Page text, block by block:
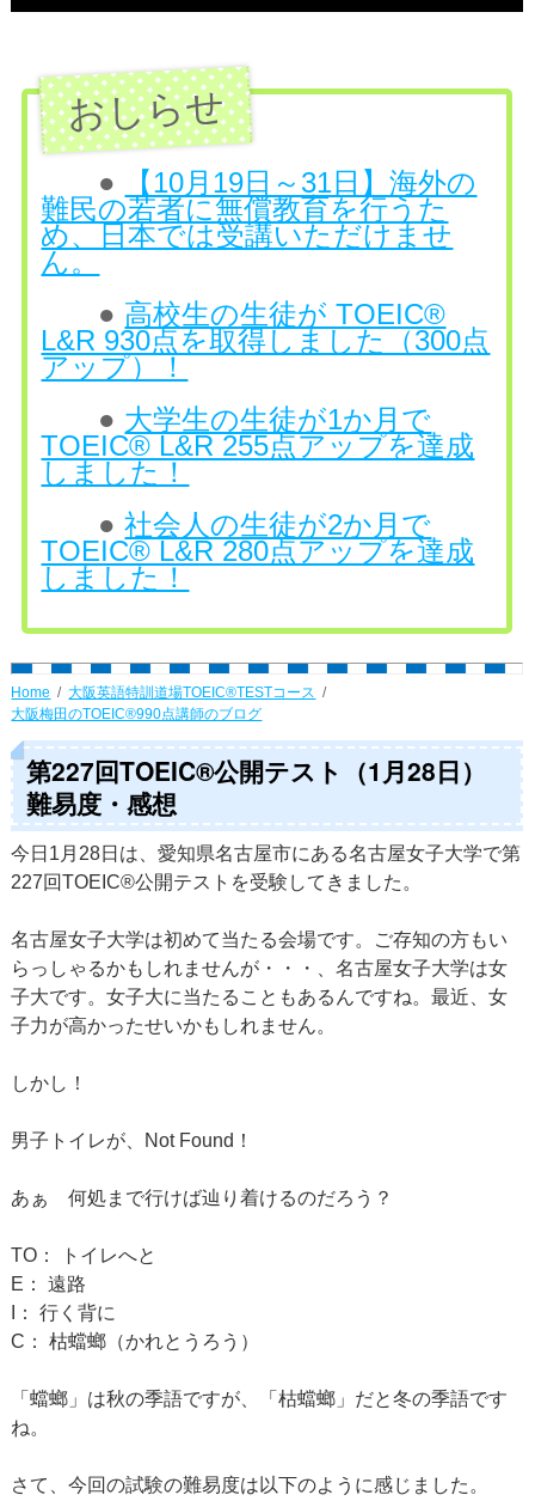
●
【10月19日～31日】海外の
難民の若者に無償教育を行うた
め、日本では受講いただけませ
ん。
● 高校生の生徒が TOEIC®
L&R 930点を取得しました（300点
アップ）！
● 大学生の生徒が1か月で
TOEIC® L&R 255点アップを達成
しました！
●社会人の生徒が2か月で
TOEIC® L&R 280点アップを達成
しました！
Home
大阪英語特訓道場TOEIC®TESTコース
大阪梅田のTOEIC®990点講師のブログ
第227回TOEIC®公開テスト（1月28日）
難易度・感想
今日1月28日は、愛知県名古屋市にある名古屋女子大学で第
227回TOEIC®公開テストを受験してきました。
名古屋女子大学は初めて当たる会場です。ご存知の方もい
らっしゃるかもしれませんが・・・、名古屋女子大学は女
子大です。女子大に当たることもあるんですね。最近、女
子力が高かったせいかもしれません。
しかし！
男子トイレが、Not Found！
あぁ 何処まで行けば辿り着けるのだろう？
TO： トイレへと
E： 遠路
I： 行く背に
C： 枯蟷螂（かれとうろう）
「蟷螂」は秋の季語ですが、「枯蟷螂」だと冬の季語です
ね。
さて、今回の試験の難易度は以下のように感じました。